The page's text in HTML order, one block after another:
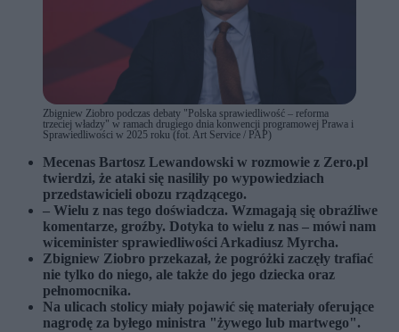
Zbigniew Ziobro podczas debaty "Polska sprawiedliwość – reforma
trzeciej władzy" w ramach drugiego dnia konwencji programowej Prawa i
Sprawiedliwości w 2025 roku (fot. Art Service / PAP)
Mecenas Bartosz Lewandowski w rozmowie z Zero.pl
twierdzi, że ataki się nasiliły po wypowiedziach
przedstawicieli obozu rządzącego.
– Wielu z nas tego doświadcza. Wzmagają się obraźliwe
komentarze, groźby. Dotyka to wielu z nas – mówi nam
wiceminister sprawiedliwości Arkadiusz Myrcha.
Zbigniew Ziobro przekazał, że pogróżki zaczęły trafiać
nie tylko do niego, ale także do jego dziecka oraz
pełnomocnika.
Na ulicach stolicy miały pojawić się materiały oferujące
nagrodę za byłego ministra "żywego lub martwego".